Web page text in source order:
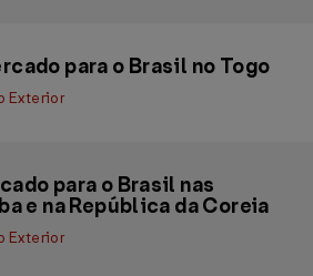
para o Brasil no Togo
Exterior
para o Brasil nas
e na República da Coreia
Exterior